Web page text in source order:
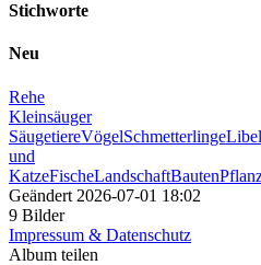
Stichworte
Neu
Rehe
Kleinsäuger
SäugetiereVögelSchmetterlinge
und
KatzeFischeLandschaftBauten
Geändert 2026-07-01 18:02
9 Bilder
Impressum & Datenschutz
Album teilen